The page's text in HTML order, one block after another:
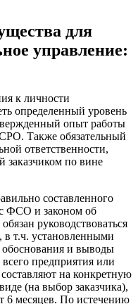
для
управление:
к личности
определенный уровень
опыт работы
Также обязательный
ответственности,
заказчиком по вине
составленного
с ФСО и законом об
руководствоваться
т.ч. установленными
и выводы
предприятия или
на конкретную
(на выбор заказчика),
6 месяцев. По истечению